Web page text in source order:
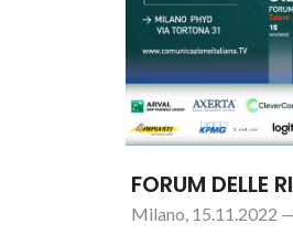
FORUM DELLE
Milano, 15.11.2022